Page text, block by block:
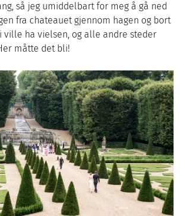
så jeg umiddelbart for meg å gå ned
fra chateauet gjennom hagen og bort
ville ha vielsen, og alle andre steder
måtte det bli!